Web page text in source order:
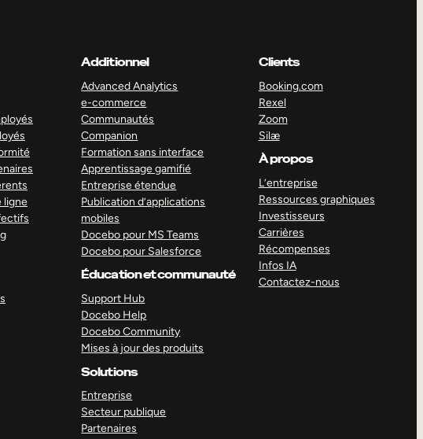
ligne
Additionnel
Advanced Analytics
e-commerce
Communautés
Companion
Formation sans interface
Apprentissage gamifié
Entreprise étendue
Publication d’applications
mobiles
Docebo pour MS Teams
Docebo pour Salesforce
Éducation et communauté
Support Hub
Docebo Help
Docebo Community
Mises à jour des produits
Solutions
Entreprise
Secteur publique
Partenaires
Clients
Booking.com
Rexel
Zoom
Silæ
À propos
L’entreprise
Ressources graphiques
Investisseurs
Carrières
Récompenses
Infos IA
Contactez-nous